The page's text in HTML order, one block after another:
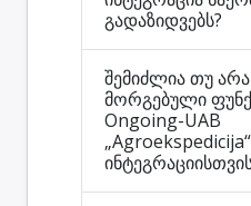
გადაზიდვებს?
შემიძლია თუ
მორგებული
Ongoing-UAB
„Agroekspedicija“